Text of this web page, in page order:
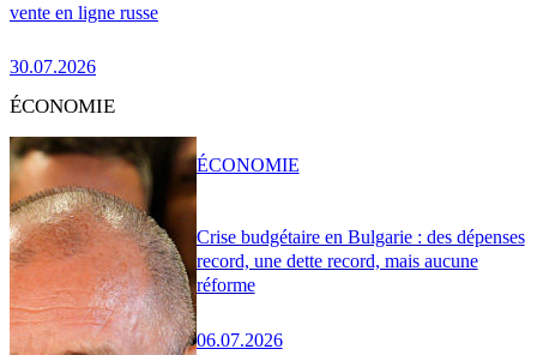
vente en ligne russe
30.07.2026
ÉCONOMIE
Crise budgétaire en Bulgarie : des dépenses
record, une dette record, mais aucune
réforme
06.07.2026
ÉCONOMIE